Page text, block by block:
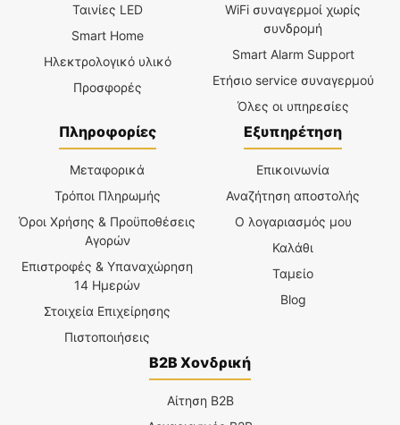
Ταινίες LED
Smart Home
Ηλεκτρολογικό υλικό
Προσφορές
WiFi συναγερμοί χωρίς
συνδρομή
Smart Alarm Support
Ετήσιο service συναγερμού
Όλες οι υπηρεσίες
Πληροφορίες
Μεταφορικά
Τρόποι Πληρωμής
Όροι Χρήσης & Προϋποθέσεις
Αγορών
Επιστροφές & Υπαναχώρηση
14 Ημερών
Στοιχεία Επιχείρησης
Πιστοποιήσεις
Εξυπηρέτηση
Επικοινωνία
Αναζήτηση αποστολής
Ο λογαριασμός μου
Καλάθι
Ταμείο
Blog
B2B Χονδρική
Αίτηση B2B